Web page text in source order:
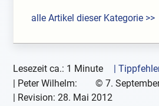
alle Artikel dieser Kategorie >>
Lesezeit ca.: 1 Minute
|
| Peter Wilhelm: © 7.
| Revision:28. Mai 2012